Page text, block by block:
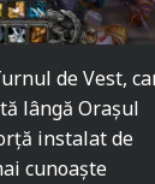
de Vest,
lângă Orașul
instalat de
cunoaște